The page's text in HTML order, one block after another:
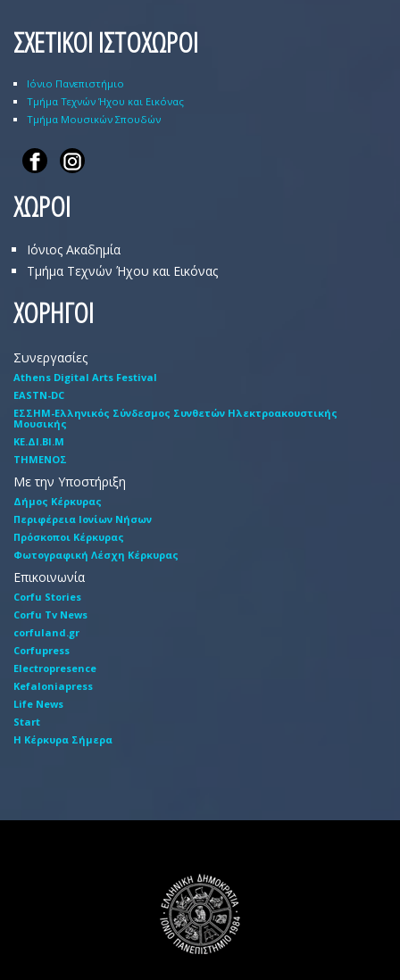
ΣΧΕΤΙΚΟΙ ΙΣΤΟΧΩΡΟΙ
Ιόνιο Πανεπιστήμιο
Τμήμα Τεχνών Ήχου και Εικόνας
Τμήμα Μουσικών Σπουδών
ΧΩΡΟΙ
Ιόνιος Ακαδημία
Τμήμα Τεχνών Ήχου και Εικόνας
ΧΟΡΗΓΟΙ
Συνεργασίες
Athens Digital Arts Festival
EASTN-DC
EΣΣHM-Eλληνικός Σύνδεσμος Συνθετών Hλεκτροακουστικής
Mουσικής
ΚΕ.ΔΙ.ΒΙ.Μ
ΤΗΜΕΝΟΣ
Με την Υποστήριξη
Δήμος Κέρκυρας
Περιφέρεια Ιονίων Νήσων
Πρόσκοποι Κέρκυρας
Φωτογραφική Λέσχη Κέρκυρας
Επικοινωνία
Corfu Stories
Corfu Tv News
corfuland.gr
Corfupress
Electropresence
Kefaloniapress
Life News
Start
Η Κέρκυρα Σήμερα